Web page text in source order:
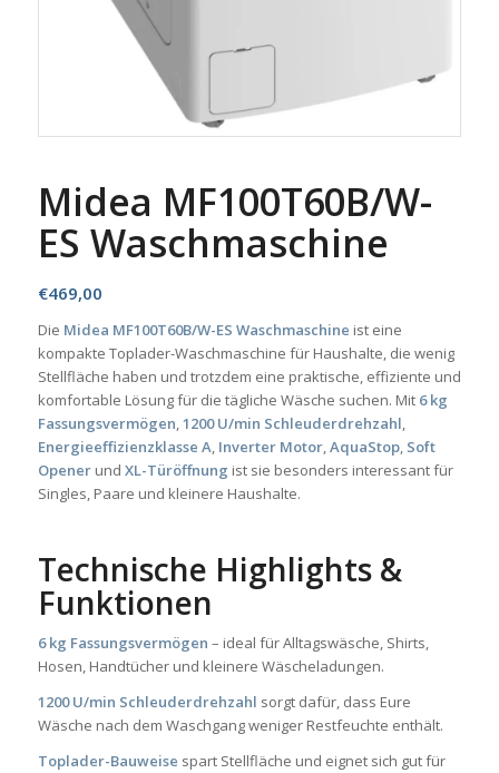
Midea MF100T60B/W-
ES Waschmaschine
€469,00
Die Midea MF100T60B/W-ES Waschmaschine ist eine
kompakte Toplader-Waschmaschine für Haushalte, die wenig
Stellfläche haben und trotzdem eine praktische, effiziente und
komfortable Lösung für die tägliche Wäsche suchen. Mit 6 kg
Fassungsvermögen,1200 U/min Schleuderdrehzahl,
Energieeffizienzklasse A, Inverter Motor,AquaStop, Soft
Openerund XL-Türöffnung ist sie besonders interessant für
Singles, Paare und kleinere Haushalte.
Technische Highlights &
Funktionen
6 kg Fassungsvermögen – ideal für Alltagswäsche, Shirts,
Hosen, Handtücher und kleinere Wäscheladungen.
1200 U/min Schleuderdrehzahl sorgt dafür, dass Eure
Wäsche nach dem Waschgang weniger Restfeuchte enthält.
Toplader-Bauweise spart Stellfläche und eignet sich gut für